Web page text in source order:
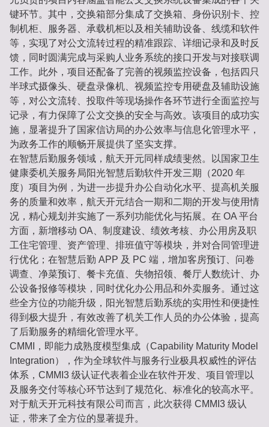
键环节。其中，交换箱部分集成了交换箱、身份识别卡、控
制机柜、服务器、承载机柜以及相关辅助设备、线缆和软件
等，实现了对公文流转过程的精准跟踪、详细记录和及时反
馈，同时圆满完成与采购人业务系统的接口开发与对接联调
工作。此外，项目还配备了完善的视频监控设备，包括四只
半球式摄像头、硬盘录像机、视频监控专用硬盘及辅助设施
等，对公文流转、投取件等现场操作各环节进行全面监控与
记录，有力保障了公文交换的安全与高效。该项目的成功实
施，显著提升了国家信访局的办公效率与信息化管理水平，
为政务工作的顺畅开展提供了坚实支撑。
在智慧后勤服务领域，航天开元同样成绩斐然。以国家卫生
健康委机关服务局阳光智慧后勤软件开发三期（2020 年
度）项目为例，为进一步提升办公自动化水平、提高机关服
务的质量和效率，航天开元结合一期和二期的开发与使用情
况，精心规划并实施了一系列功能优化与拓展。在 OA 平台
方面，新增移动 OA、制度建设、绩效考核、办公用房及职
工住宅管理、资产管理、排班值守等模块，并对合同管理进
行优化；在智慧后勤 APP 及 PC 端，增加客房预订、问卷
调查、净菜预订、餐卡充值、失物招领、餐厅人数统计、办
公设备报修等模块，同时优化办公用品和外卖服务。通过这
些全方位的功能升级，阳光智慧后勤系统的实用性和便捷性
得到极大提升，有效改善了机关工作人员的办公体验，提高
了后勤服务的精细化管理水平。
CMMI，即能力成熟度模型集成（Capability Maturity Model
Integration），作为全球软件与服务行业极具权威性的评估
体系，CMMI3 级认证代表着企业在软件开发、项目管理以
及服务交付等核心环节达到了规范化、标准化的较高水平。
对于航天开元科技有限公司而言，此次获得 CMMI3 级认
证，带来了全方位的显著提升。